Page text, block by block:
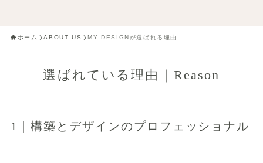
ホーム ABOUT US MY DESIGNが選ばれる理由
選ばれている理由｜Reason
1｜構築とデザインのプロフェッショナル